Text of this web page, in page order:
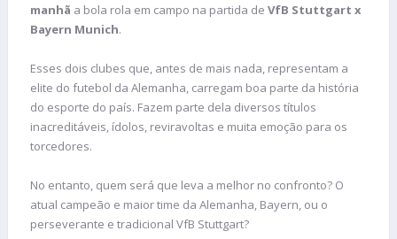
manhã a bola rola em campo na partida de VfB Stuttgart x
Bayern Munich.
Esses dois clubes que, antes de mais nada, representam a
elite do futebol da Alemanha, carregam boa parte da história
do esporte do país. Fazem parte dela diversos títulos
inacreditáveis, ídolos, reviravoltas e muita emoção para os
torcedores.
No entanto, quem será que leva a melhor no confronto? O
atual campeão e maior time da Alemanha, Bayern, ou o
perseverante e tradicional VfB Stuttgart?